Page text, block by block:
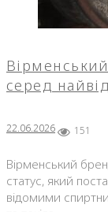
серед
22.06.2026 151
Вірменський
статус, який
відомими